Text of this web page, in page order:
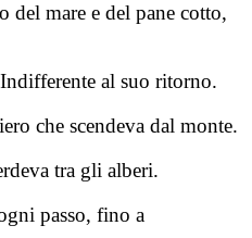
mare e del pane cotto,
al suo ritorno.
che scendeva dal monte.
tra gli alberi.
passo, fino a